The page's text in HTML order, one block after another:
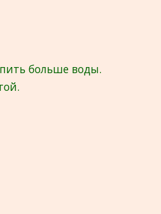
больше воды.